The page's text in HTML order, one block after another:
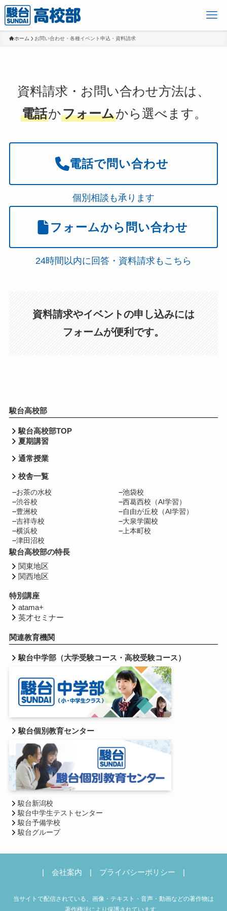
ホーム お問い合わせ・各種イベント申込・資料請求
資料請求・お問い合わせ方法は、
電話かフォームから選べます。
電話で問い合わせ
個別相談も承ります
フォームから問い合わせ
24時間以内に回答・資料請求もこちら
資料請求やイベントの申し込みには
フォームが便利です。
駿台高校部
駿台高校部TOP
夏期講習
通常授業
校舎一覧
お茶の水校
渋谷校
豊洲校
吉祥寺校
横浜校
津田沼校
池袋校
西葛西校（AI学習）
自由が丘校（AI学習）
大泉学園校
上本町校
駿台高校部の特長
関東地区
関西地区
特別講座
atama+
英才セミナー
関連教育機関
駿台中学部（大学受験コース・高校受験コース）
駿台個別教育センター
駿台新潟校
駿台中学生テストセンター
駿台予備学校
駿台グループ
会社案内 プライバシーポリシー
当サイトで配信されている、画像・テキスト・音声・動画などの著作物は